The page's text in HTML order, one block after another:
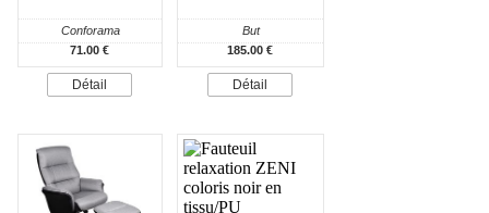
Conforama
71.00 €
Détail
But
185.00 €
Détail